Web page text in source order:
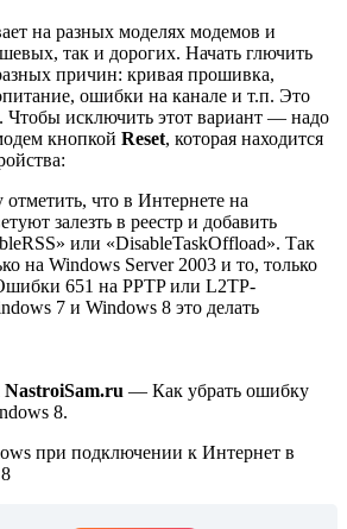
на разных моделях модемов и
так и дорогих. Начать глючить
причин: кривая прошивка,
ошибки на канале и т.п. Это
Чтобы исключить этот вариант — надо
кнопкой Reset, которая находится
что в Интернете на
залезть в реестр и добавить
или «DisableTaskOffload». Так
на Windows Server 2003 и то, только
651 на PPTP или L2TP-
7 и Windows 8 это делать
— Как убрать ошибку
8.